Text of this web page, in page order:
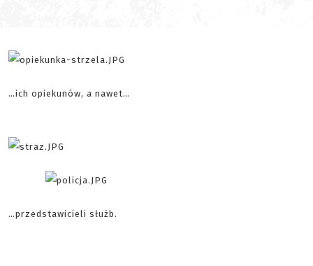
…ich opiekunów, a nawet…
…przedstawicieli służb.